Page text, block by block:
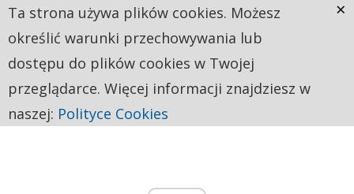
Ta strona używa plików cookies. Możesz
określić warunki przechowywania lub
dostępu do plików cookies w Twojej
przeglądarce. Więcej informacji znajdziesz w
naszej: Polityce Cookies
×